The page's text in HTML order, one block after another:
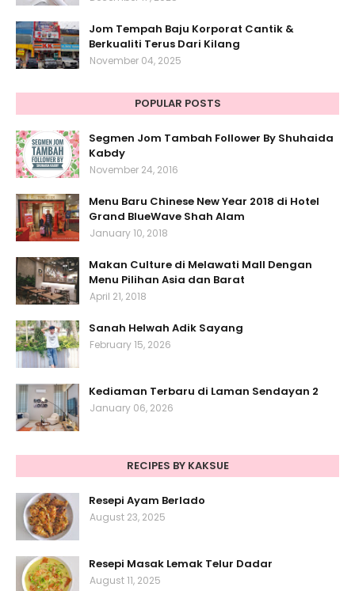
Jom Tempah Baju Korporat Cantik &
Berkualiti Terus Dari Kilang
November 04, 2025
POPULAR POSTS
Segmen Jom Tambah Follower By Shuhaida
Kabdy
November 24, 2016
Menu Baru Chinese New Year 2018 di Hotel
Grand BlueWave Shah Alam
January 10, 2018
Makan Culture di Melawati Mall Dengan
Menu Pilihan Asia dan Barat
April 21, 2018
Sanah Helwah Adik Sayang
February 15, 2026
Kediaman Terbaru di Laman Sendayan 2
January 06, 2026
RECIPES BY KAKSUE
Resepi Ayam Berlado
August 23, 2025
Resepi Masak Lemak Telur Dadar
August 11, 2025